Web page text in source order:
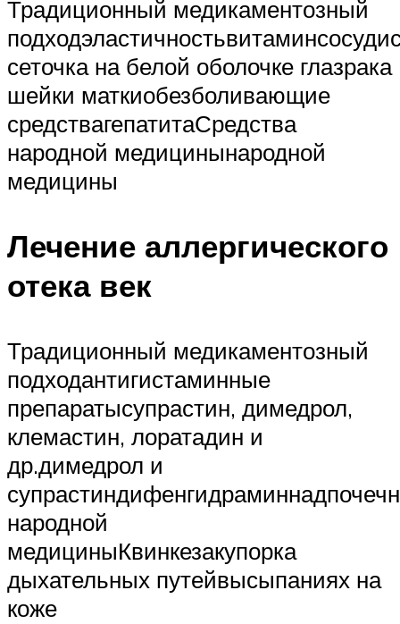
Традиционный медикаментозный
сеточка на белой оболочке глазрака
шейки маткиобезболивающие
средствагепатитаСредства
народной медицинынародной
медицины
Лечение аллергического
отека век
Традиционный медикаментозный
подходантигистаминные
препаратысупрастин, димедрол,
клемастин, лоратадин и
др.димедрол и
народной
медициныКвинкезакупорка
дыхательных путейвысыпаниях на
коже